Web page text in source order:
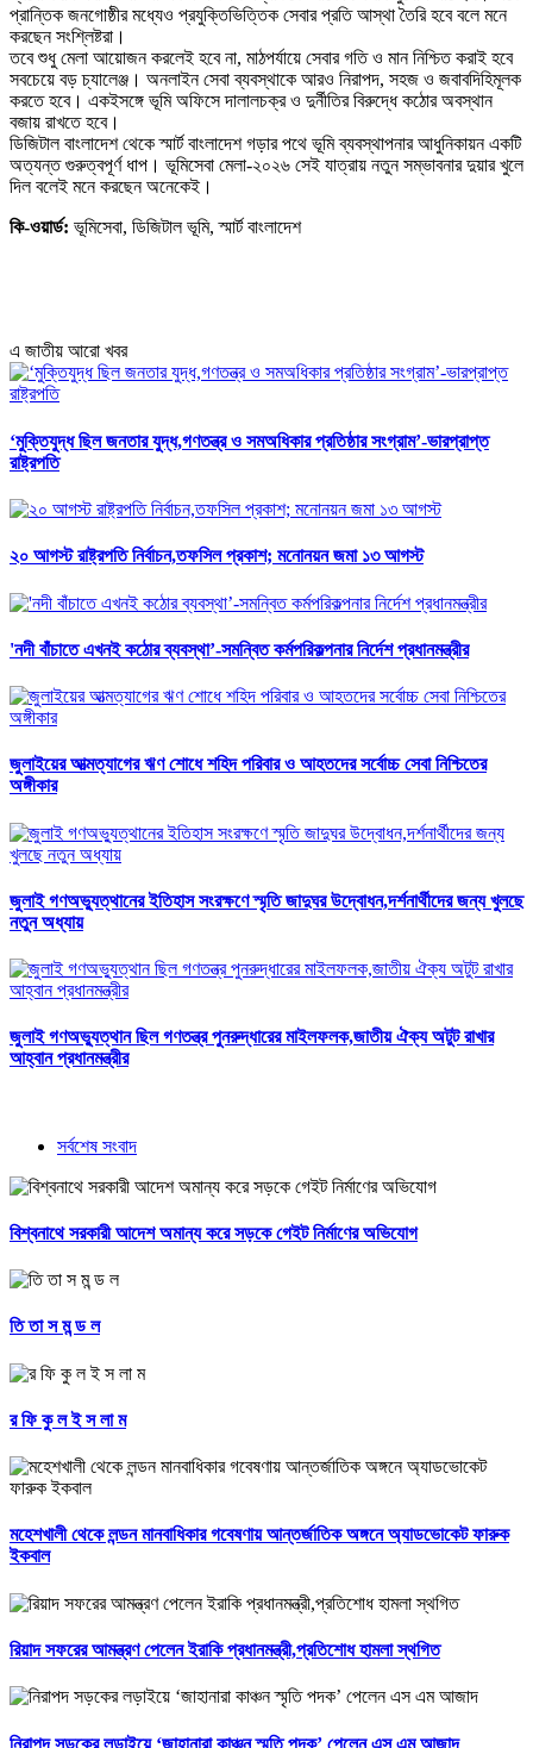
প্রান্তিক জনগোষ্ঠীর মধ্যেও প্রযুক্তিভিত্তিক সেবার প্রতি আস্থা তৈরি হবে বলে মনে
করছেন সংশ্লিষ্টরা।
তবে শুধু মেলা আয়োজন করলেই হবে না, মাঠপর্যায়ে সেবার গতি ও মান নিশ্চিত করাই হবে
সবচেয়ে বড় চ্যালেঞ্জ। অনলাইন সেবা ব্যবস্থাকে আরও নিরাপদ, সহজ ও জবাবদিহিমূলক
করতে হবে। একইসঙ্গে ভূমি অফিসে দালালচক্র ও দুর্নীতির বিরুদ্ধে কঠোর অবস্থান
বজায় রাখতে হবে।
ডিজিটাল বাংলাদেশ থেকে স্মার্ট বাংলাদেশ গড়ার পথে ভূমি ব্যবস্থাপনার আধুনিকায়ন একটি
অত্যন্ত গুরুত্বপূর্ণ ধাপ। ভূমিসেবা মেলা-২০২৬ সেই যাত্রায় নতুন সম্ভাবনার দুয়ার খুলে
দিল বলেই মনে করছেন অনেকেই।
কি-ওয়ার্ড: ভূমিসেবা, ডিজিটাল ভূমি, স্মার্ট বাংলাদেশ
এ জাতীয় আরো খবর
‘মুক্তিযুদ্ধ ছিল জনতার যুদ্ধ,গণতন্ত্র ও সমঅধিকার প্রতিষ্ঠার সংগ্রাম’-ভারপ্রাপ্ত
রাষ্ট্রপতি
২০ আগস্ট রাষ্ট্রপতি নির্বাচন,তফসিল প্রকাশ; মনোনয়ন জমা ১৩ আগস্ট
'নদী বাঁচাতে এখনই কঠোর ব্যবস্থা’-সমন্বিত কর্মপরিকল্পনার নির্দেশ প্রধানমন্ত্রীর
জুলাইয়ের আত্মত্যাগের ঋণ শোধে শহিদ পরিবার ও আহতদের সর্বোচ্চ সেবা নিশ্চিতের
অঙ্গীকার
জুলাই গণঅভ্যুত্থানের ইতিহাস সংরক্ষণে স্মৃতি জাদুঘর উদ্বোধন,দর্শনার্থীদের জন্য খুলছে
নতুন অধ্যায়
জুলাই গণঅভ্যুত্থান ছিল গণতন্ত্র পুনরুদ্ধারের মাইলফলক,জাতীয় ঐক্য অটুট রাখার
আহ্বান প্রধানমন্ত্রীর
সর্বশেষ সংবাদ
বিশ্বনাথে সরকারী আদেশ অমান্য করে সড়কে গেইট নির্মাণের অভিযোগ
তি তা স ম ন্ড ল
র ফি কু ল ই স লা ম
মহেশখালী থেকে লন্ডন মানবাধিকার গবেষণায় আন্তর্জাতিক অঙ্গনে অ্যাডভোকেট ফারুক
ইকবাল
রিয়াদ সফরের আমন্ত্রণ পেলেন ইরাকি প্রধানমন্ত্রী,প্রতিশোধ হামলা স্থগিত
নিরাপদ সড়কের লড়াইয়ে ‘জাহানারা কাঞ্চন স্মৃতি পদক’ পেলেন এস এম আজাদ